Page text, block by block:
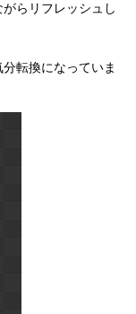
らリフレッシュし
転換になっていま